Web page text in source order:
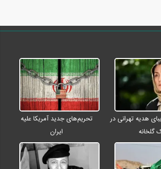
هدیه تهرانی در
گلخانه
تحریم‌های جدید آمریکا علیه
ایران